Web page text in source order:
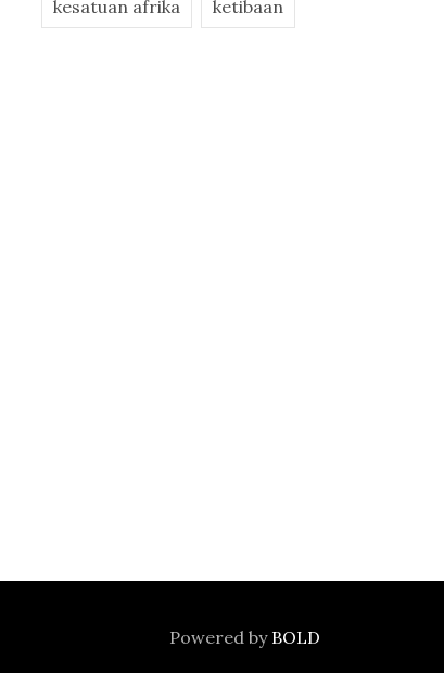
kesatuan afrika ketibaan
Powered by BOLD